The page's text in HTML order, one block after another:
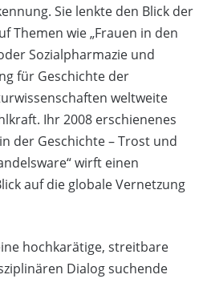
Sie lenkte den Blick der
Themen wie „Frauen in den
Sozialpharmazie und
für Geschichte der
weltweite
Ihr 2008 erschienenes
der Geschichte – Trost und
wirft einen
auf die globale Vernetzung
hochkarätige, streitbare
Dialog suchende